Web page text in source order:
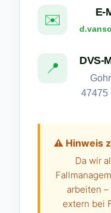
✉️ E-
📍 DVS-
47475
⚠️ Hinweis
Da wir
arbeiten
extern bei